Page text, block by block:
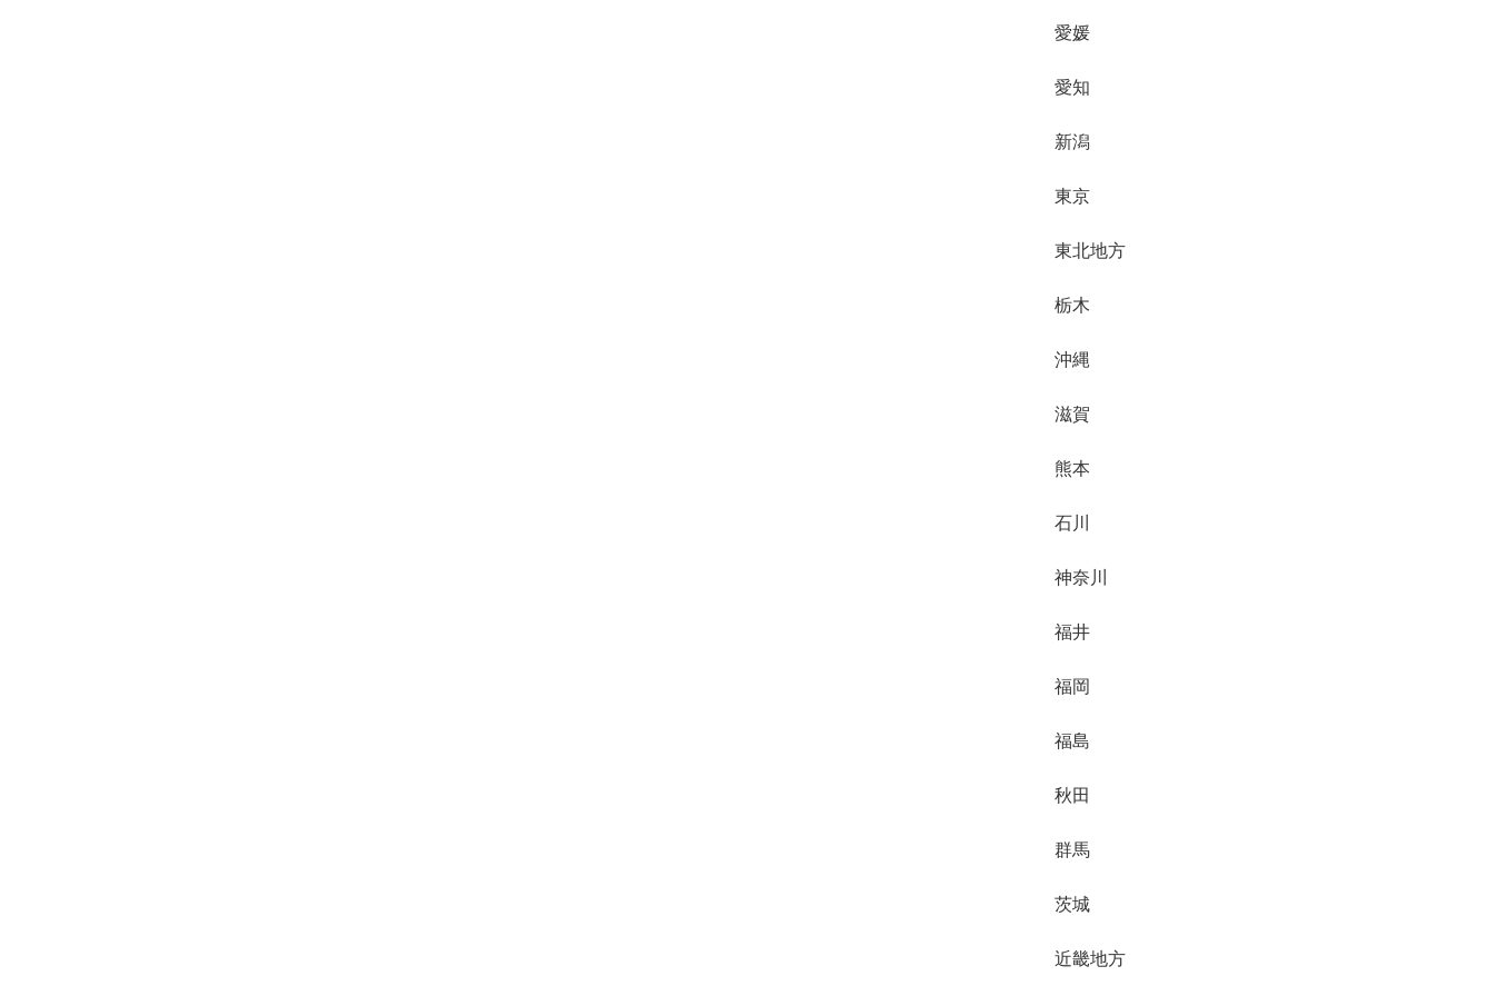
愛媛
愛知
新潟
東京
東北地方
栃木
沖縄
滋賀
熊本
石川
神奈川
福井
福岡
福島
秋田
群馬
茨城
近畿地方